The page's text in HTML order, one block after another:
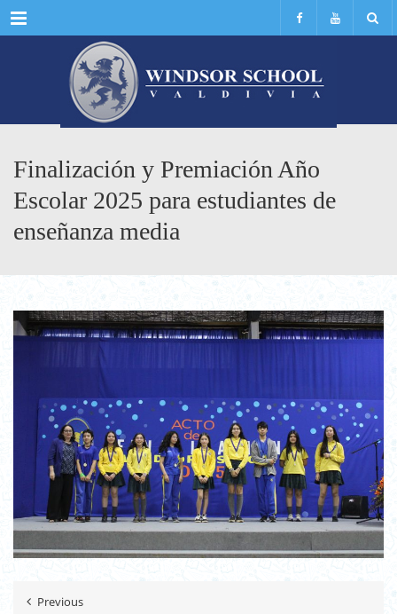
Menu
Finalización y Premiación Año
Escolar 2025 para estudiantes de
enseñanza media
Previous